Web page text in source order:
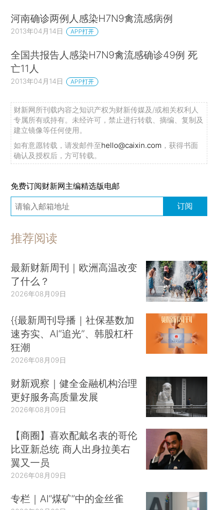
河南确诊两例人感染H7N9禽流感病例
2013年04月14日 APP打开
全国共报告人感染H7N9禽流感确诊49例 死
亡11人
2013年04月14日 APP打开
财新网所刊载内容之知识产权为财新传媒及/或相关权利人
专属所有或持有。未经许可，禁止进行转载、摘编、复制及
建立镜像等任何使用。
如有意愿转载，请发邮件至hello@caixin.com ，获得书面
确认及授权后，方可转载。
免费订阅财新网主编精选版电邮
订阅
推荐阅读
最新财新周刊｜欧洲高温改变
了什么？
2026年08月09日
{{最新周刊导播｜社保基数加
速夯实、AI“追光”、韩股杠杆
狂潮
2026年08月09日
财新观察｜健全金融机构治理
更好服务高质量发展
2026年08月09日
【商圈】喜欢配戴名表的哥伦
比亚新总统 商人出身拉美右
翼又一员
2026年08月09日
专栏｜AI“煤矿”中的金丝雀